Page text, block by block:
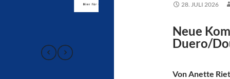
28. JULI 2026
Neue
Duero/
Von Anette